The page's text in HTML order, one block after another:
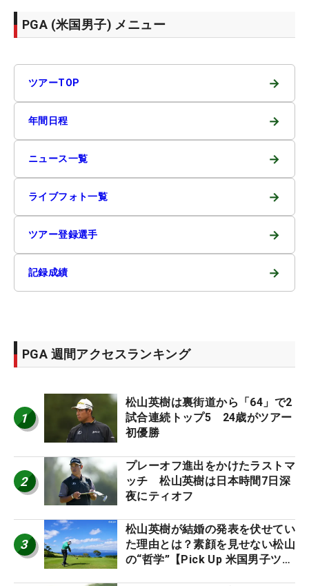
PGA (米国男子) メニュー
ツアーTOP →
年間日程 →
ニュース一覧 →
ライブフォト一覧 →
ツアー登録選手 →
記録成績 →
PGA 週間アクセスランキング
1
松山英樹は裏街道から「64」で2
試合連続トップ5 24歳がツアー
初優勝
2
プレーオフ進出をかけたラストマ
ッチ 松山英樹は日本時間7日深
夜にティオフ
3
松山英樹が結婚の発表を伏せてい
た理由とは？素顔を見せない松山
の“哲学”【Pick Up 米国男子ツア